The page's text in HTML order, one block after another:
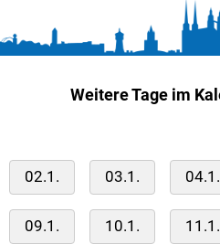
Weitere Tage im
02.1. 03.1. 04.1.
09.1. 10.1. 11.1.